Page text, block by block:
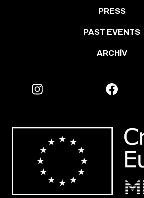
PRESS
PAST EVENTS
ARCHÍV